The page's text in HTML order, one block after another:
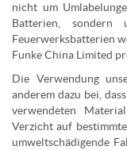
nicht um
Batterien, sondern
Feuerwerksbatterien
Funke China Limited
Die Verwendung
anderem dazu bei,
verwendeten
Verzicht auf
umweltschädigende